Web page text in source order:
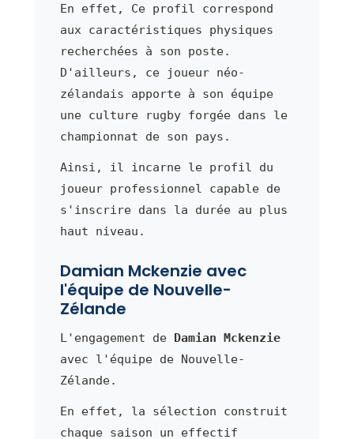
En effet, Ce profil correspond
aux caractéristiques physiques
recherchées à son poste.
D'ailleurs, ce joueur néo-
zélandais apporte à son équipe
une culture rugby forgée dans le
championnat de son pays.
Ainsi, il incarne le profil du
joueur professionnel capable de
s'inscrire dans la durée au plus
haut niveau.
Damian Mckenzie avec
l'équipe de Nouvelle-
Zélande
L'engagement de Damian Mckenzie
avec l'équipe de Nouvelle-
Zélande.
En effet, la sélection construit
chaque saison un effectif